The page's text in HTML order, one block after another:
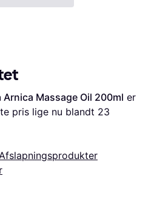
Arnica Massage Oil 200ml
pris lige nu blandt 23